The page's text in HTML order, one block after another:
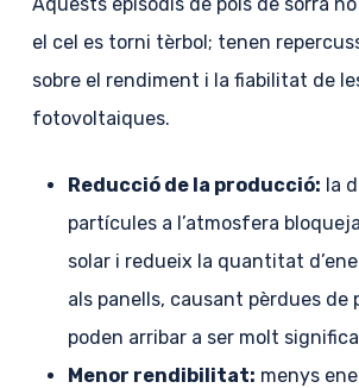
el cel es torni tèrbol; tenen
sobre el rendiment i la fiabilitat de
fotovoltaiques.
Reducció de la producció: la
partícules a l’atmosfera
solar i redueix la quantitat
als panells, causant pèrdues de
poden arribar a ser molt
Menor rendibilitat: menys